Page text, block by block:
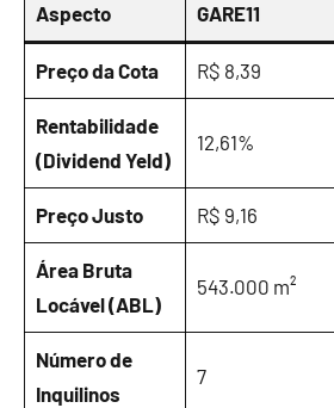
Aspecto GARE11
Preço da Cota R$ 8,39
Rentabilidade
(Dividend Yeld)
12,61%
Preço Justo R$ 9,16
Área Bruta
Locável (ABL)
543.000 m²
Número de
Inquilinos
7